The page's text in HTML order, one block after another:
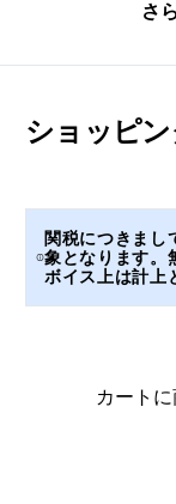
さ
ショッピ
関税につきま
象となります。
ボイス上は計上
カート